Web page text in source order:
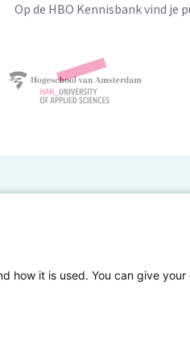
Op de HBO Kennisbank vind je
onderzoek publiceren
how it is used. You can give